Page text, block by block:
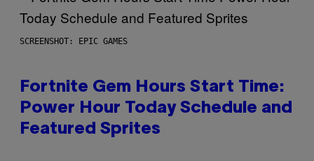
SCREENSHOT: EPIC GAMES
Fortnite Gem Hours Start Time:
Power Hour Today Schedule and
Featured Sprites